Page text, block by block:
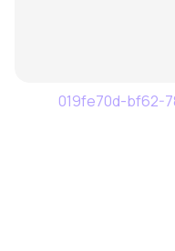
019fe70d-bf62-